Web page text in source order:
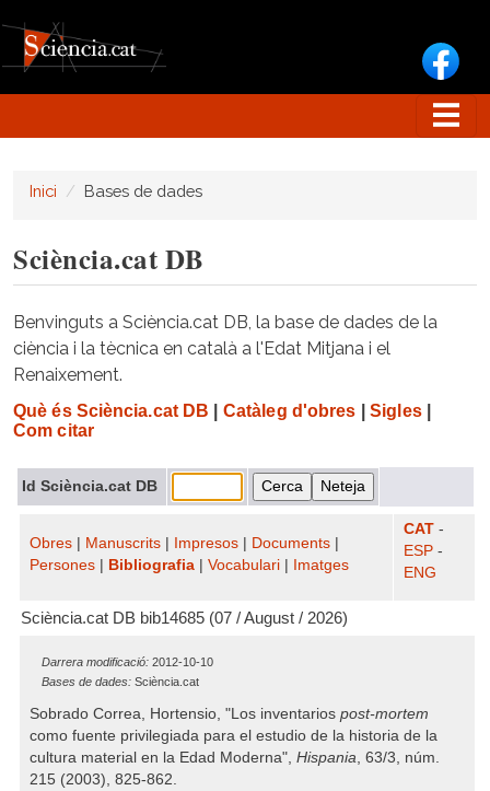
Inici Bases de dades
Sciència.cat DB
Benvinguts a Sciència.cat DB, la base de dades de la
ciència i la tècnica en català a l'Edat Mitjana i el
Renaixement.
Què és Sciència.cat DB Catàleg d'obres Sigles|
Com citar
Id Sciència.cat DB
Obres Manuscrits Impresos Documents
Persones
Bibliografia Vocabulari Imatges
CAT -
ESP -
ENG
Sciència.cat DB bib14685 (07 / August / 2026)
Darrera modificació: 2012-10-10
Bases de dades: Sciència.cat
Sobrado Correa, Hortensio, "Los inventarios post-mortem
como fuente privilegiada para el estudio de la historia de la
cultura material en la Edad Moderna", Hispania, 63/3, núm.
215 (2003), 825-862.